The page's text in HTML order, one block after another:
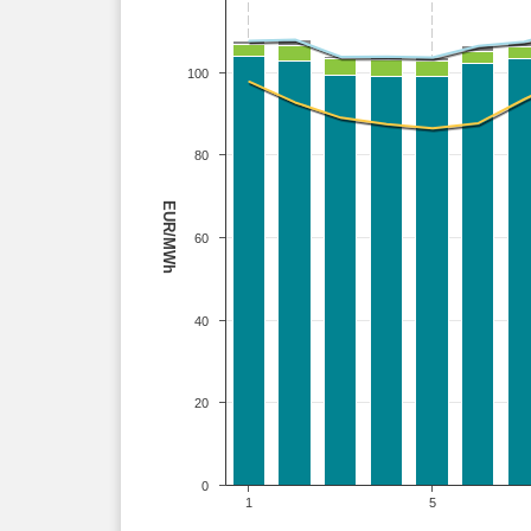
EUR/MWh
1 5
0
20
40
60
80
100